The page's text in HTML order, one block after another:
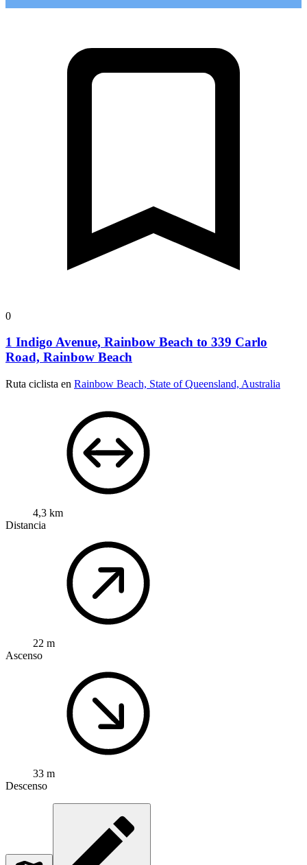
0
1 Indigo Avenue, Rainbow Beach to 339 Carlo
Road, Rainbow Beach
Ruta ciclista en Rainbow Beach, State of Queensland, Australia
4,3 km
Distancia
22 m
Ascenso
33 m
Descenso